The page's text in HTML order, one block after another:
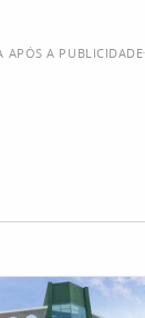
APÓS A PUBLICIDADE